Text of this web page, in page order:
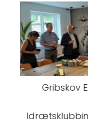
Gribskov
Idrætsklubbin